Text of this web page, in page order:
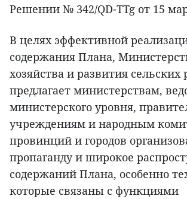
Решении № 342/QD-TTg от 15
В целях эффективной
содержания Плана,
хозяйства и развития сельских
предлагает министерствам,
министерского уровня,
учреждениям и народным
провинций и городов
пропаганду и широкое
содержаний Плана, особенно
которые связаны с функциями